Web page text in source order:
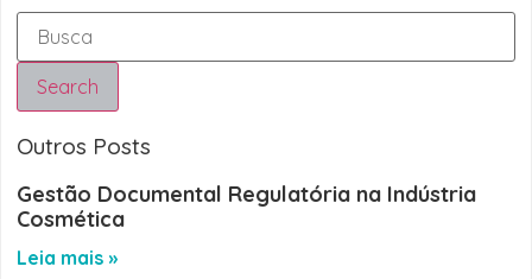
Search
Outros Posts
Gestão Documental Regulatória na Indústria
Cosmética
Leia mais »